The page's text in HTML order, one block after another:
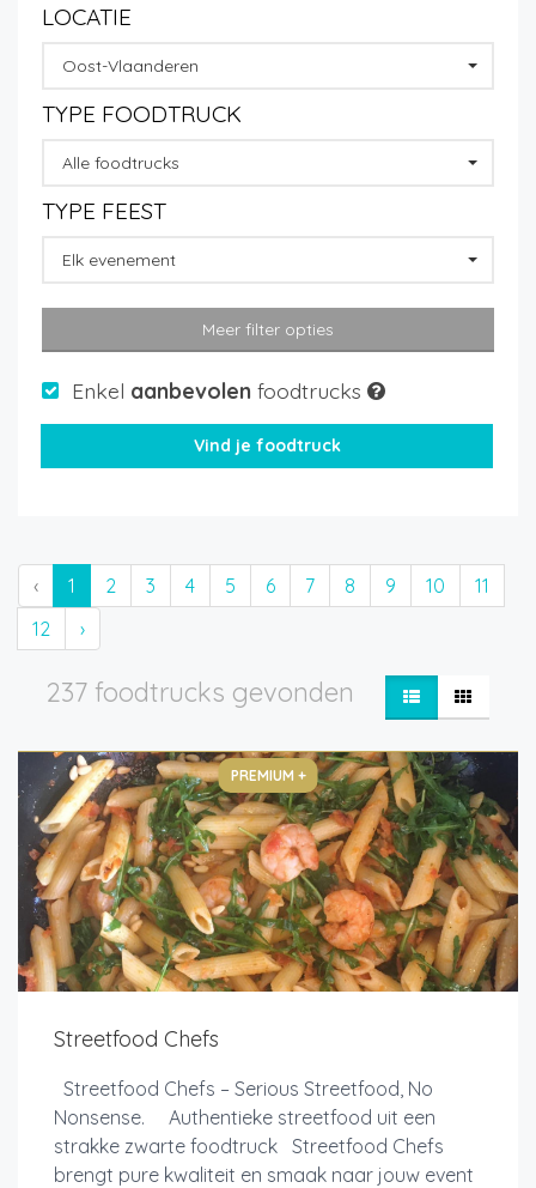
LOCATIE
Oost-Vlaanderen
TYPE FOODTRUCK
Alle foodtrucks
TYPE FEEST
Elk evenement
Meer filter opties
Enkel aanbevolen foodtrucks
‹ 1 2 3 4 5 6 7 8 9 10
11
12
›
237 foodtrucks gevonden
PREMIUM +
Streetfood Chefs
Streetfood Chefs – Serious Streetfood, No
Nonsense. Authentieke streetfood uit een
strakke zwarte foodtruck Streetfood Chefs
brengt pure kwaliteit en smaak naar jouw event